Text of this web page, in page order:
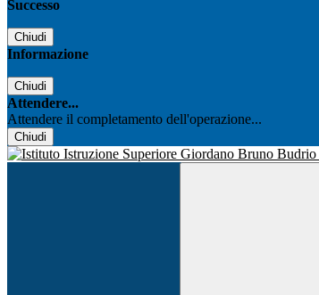
Successo
Chiudi
Informazione
Chiudi
Attendere...
Attendere il completamento dell'operazione...
Chiudi